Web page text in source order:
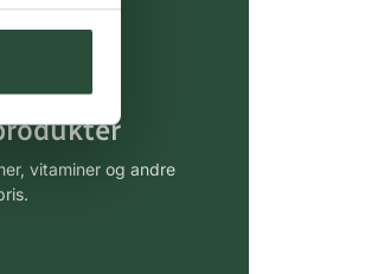
vitaminer og andre